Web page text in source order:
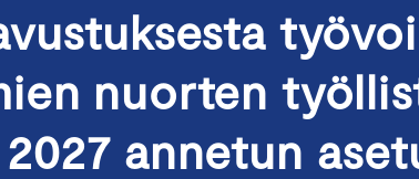
nuorten
annetun